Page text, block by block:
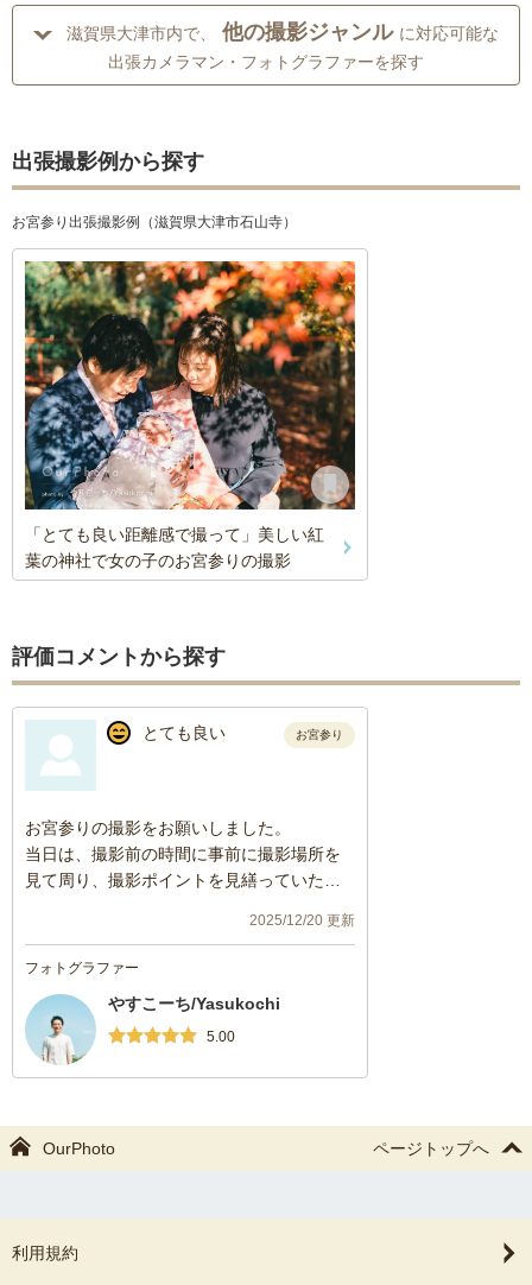
滋賀県大津市内で、 他の撮影ジャンル に対応可能な
出張カメラマン・フォトグラファーを探す
出張撮影例から探す
お宮参り出張撮影例（滋賀県大津市石山寺）
「とても良い距離感で撮って」美しい紅
葉の神社で女の子のお宮参りの撮影
評価コメントから探す
とても良い お宮参り
お宮参りの撮影をお願いしました。
当日は、撮影前の時間に事前に撮影場所を
見て周り、撮影ポイントを見繕っていただ
ーズに撮影することができてとても良かっ
たです。
で、また機会があればお願いしたいです。
この度はありがとうございました。
2025/12/20 更新
フォトグラファー
やすこーち/Yasukochi
5.00
OurPhoto ページトップへ
利用規約